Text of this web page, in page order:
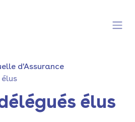
d'Assurance
élus